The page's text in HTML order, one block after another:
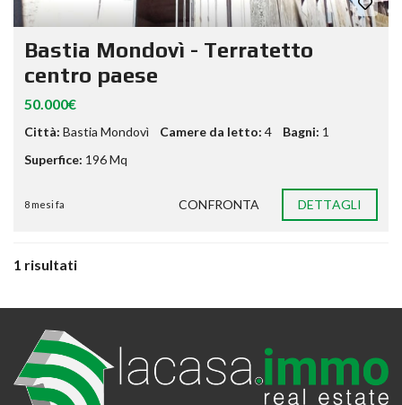
Bastia Mondovì - Terratetto
centro paese
50.000€
Città: Bastia Mondovì Camere da letto: 4 Bagni: 1
Superfice: 196 Mq
8 mesi fa CONFRONTA DETTAGLI
1 risultati